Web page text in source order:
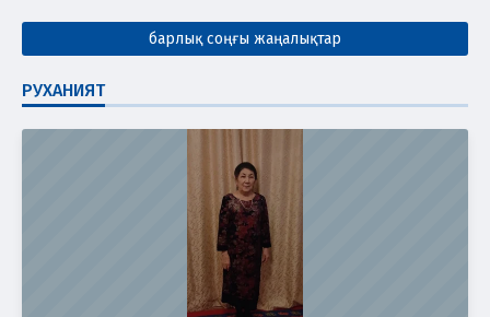
барлық соңғы жаңалықтар
РУХАНИЯТ